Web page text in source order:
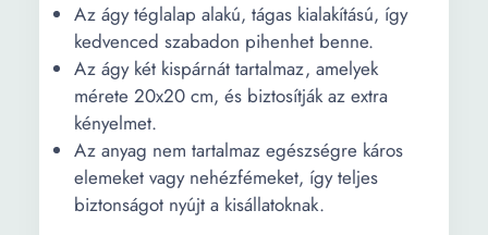
Az ágy téglalap alakú, tágas kialakítású, így
kedvenced szabadon pihenhet benne.
Az ágy két kispárnát tartalmaz, amelyek
mérete 20x20 cm, és biztosítják az extra
kényelmet.
Az anyag nem tartalmaz egészségre káros
elemeket vagy nehézfémeket, így teljes
biztonságot nyújt a kisállatoknak.